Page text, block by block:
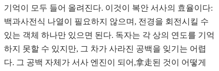
기억이 모두 들어 올려진다. 이것이 복안 서사의 효율이다:
백과사전식 나열이 필요하지 않으며, 전경을 회전시킬 수
있는 객체 하나만 있으면 된다. 독자는 각 상의 연도를 기억
하지 못할 수 있지만, 그 차가 사라진 공백을 잊기는 어렵
다. 그 공백 자체가 서사 엔진이 되어,拿走된 것이 어떻게